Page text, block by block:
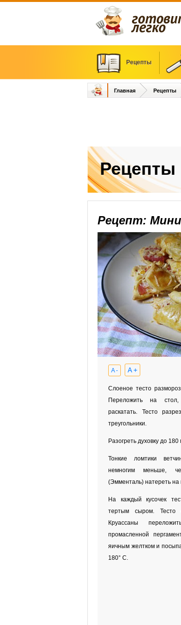
Рецепты
Главная Рецепты
Рецепты
Рецепт:
A - A +
Слоеное тесто
Переложить на
раскатать. Тесто
треугольники.
Разогреть духовку до 180
Тонкие ломтики
немногим меньше,
(Эмменталь) натереть на
На каждый кусочек
тертым сыром. Тесто
Круассаны
промасленной
яичным желтком и
180° С.